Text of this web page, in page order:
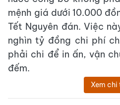
mệnh giá dưới 10.000
Tết Nguyên đán. Việc
nghìn tỷ đồng chi phí
phải chi để in ấn, vận
đếm.
Xem